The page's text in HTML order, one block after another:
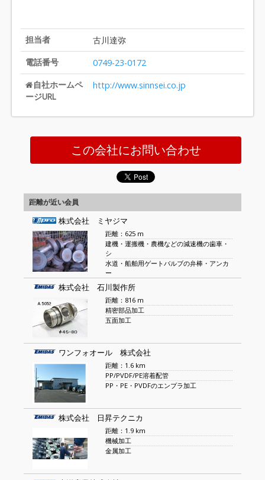
担当者
古川達弥
電話番号
0749-23-0172
自社ホームペ
ージURL
http://www.sinnsei.co.jp
この会社にお問い合わせ
距離が近い会員
株式会社 ミヤジマ
距離：625 m
建機・運搬機・農機などの減速機の歯車・
シ
水道・船舶用ゲートバルブの弁棒・アンカ
ー
株式会社 石川製作所
距離：816 m
精密部品加工
五面加工
ワンフォオール 株式会社
距離：1.6 km
PP/PVDF/PE溶着配管
PP・PE・PVDFのエンプラ加工
株式会社 日昇テクニカ
距離：1.9 km
機械加工
金属加工